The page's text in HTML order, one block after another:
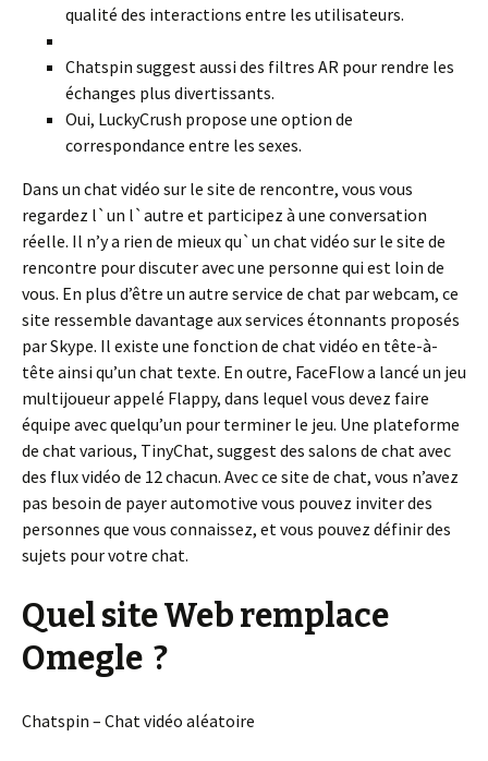
qualité des interactions entre les utilisateurs.
Chatspin suggest aussi des filtres AR pour rendre les
échanges plus divertissants.
Oui, LuckyCrush propose une option de
correspondance entre les sexes.
Dans un chat vidéo sur le site de rencontre, vous vous
regardez l`un l`autre et participez à une conversation
réelle. Il n’y a rien de mieux qu`un chat vidéo sur le site de
rencontre pour discuter avec une personne qui est loin de
vous. En plus d’être un autre service de chat par webcam, ce
site ressemble davantage aux services étonnants proposés
par Skype. Il existe une fonction de chat vidéo en tête-à-
tête ainsi qu’un chat texte. En outre, FaceFlow a lancé un jeu
multijoueur appelé Flappy, dans lequel vous devez faire
équipe avec quelqu’un pour terminer le jeu. Une plateforme
de chat various, TinyChat, suggest des salons de chat avec
des flux vidéo de 12 chacun. Avec ce site de chat, vous n’avez
pas besoin de payer automotive vous pouvez inviter des
personnes que vous connaissez, et vous pouvez définir des
sujets pour votre chat.
Quel site Web remplace
Omegle ?
Chatspin – Chat vidéo aléatoire